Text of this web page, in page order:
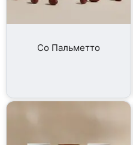
Со Пальметто